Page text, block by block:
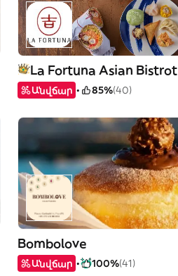
La Fortuna Asian Bistrot
Անվճար 85%(40)
Bombolove
Անվճար 100%(41)